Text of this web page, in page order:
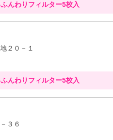
んわりフィルター5枚入
２０－１
んわりフィルター5枚入
３６